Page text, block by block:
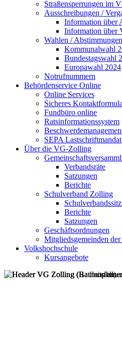
Straßensperrungen im
Ausschreibungen /
Information über
Information über
Wahlen / Abstimmungen
Kommunalwahl
Bundestagswahl
Europawahl 2024
Notrufnummern
Behördenservice Online
Online Services
Sicheres
Fundbüro online
Ratsinformationssystem
SEPA Lastschriftmandat
Über die VG-Zolling
Verbandsräte
Satzungen
Berichte
Schulverband Zolling
Berichte
Satzungen
Geschäftsordnungen
Mitgliedsgemeinden
Volkshochschule
Kursangebote